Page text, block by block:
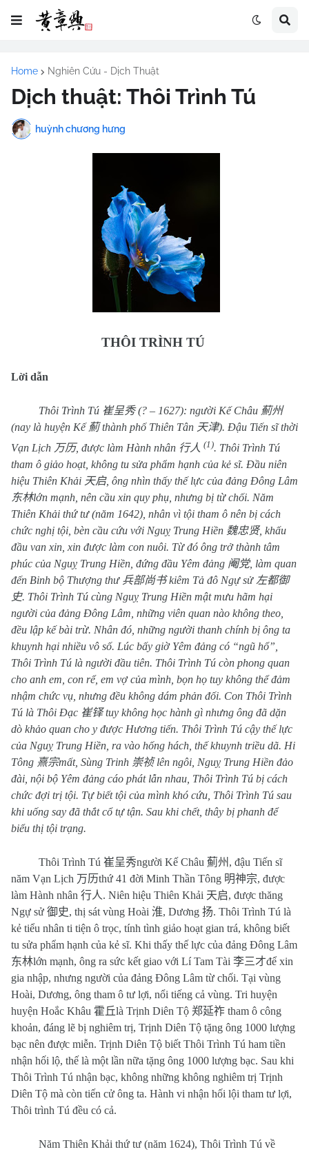
Home Nghiên Cứu - Dịch Thuật
Dịch thuật: Thôi Trình Tú
huỳnh chương hưng
THÔI TRÌNH TÚ
Lời dẫn
Thôi Trình Tú 崔呈秀 (? – 1627): người Kế Châu 薊州
(nay là huyện Kế 薊thành phố Thiên Tân 天津). Đậu Tiến sĩ thời
Vạn Lịch 万历, được làm Hành nhân 行人 (1). Thôi Trình Tú
tham ô giảo hoạt, không tu sửa phẩm hạnh của kẻ sĩ. Đầu niên
hiệu Thiên Khải 天启, ông nhìn thấy thế lực của đảng Đông Lâm
东林lớn mạnh, nên cầu xin quy phụ, nhưng bị từ chối. Năm
Thiên Khải thứ tư (năm 1642), nhân vì tội tham ô nên bị cách
chức nghị tội, bèn cầu cứu với Nguỵ Trung Hiền 魏忠贤, khấu
đầu van xin, xin được làm con nuôi. Từ đó ông trở thành tâm
phúc của Nguỵ Trung Hiền, đứng đầu Yêm đảng 阉党, làm quan
đến Binh bộ Thượng thư 兵部尚书kiêm Tả đô Ngự sử 左都御
史. Thôi Trình Tú cùng Nguỵ Trung Hiền mật mưu hãm hại
người của đảng Đông Lâm, những viên quan nào không theo,
đều lập kế bài trừ. Nhân đó, những người thanh chính bị ông ta
khuynh hại nhiều vô số. Lúc bấy giờ Yêm đảng có “ngũ hổ”,
Thôi Trình Tú là người đầu tiên. Thôi Trình Tú còn phong quan
cho anh em, con rể, em vợ của mình, bọn họ tuy không thể đảm
nhậm chức vụ, nhưng đều không dám phản đối. Con Thôi Trình
Tú là Thôi Đạc 崔铎 tuy không học hành gì nhưng ông đã dặn
dò khảo quan cho y được Hương tiến. Thôi Trình Tú cậy thế lực
của Nguỵ Trung Hiền, ra vào hống hách, thế khuynh triều dã. Hi
Tông 熹宗mất, Sùng Trinh 崇祯 lên ngôi, Nguỵ Trung Hiền đảo
đài, nội bộ Yêm đảng cáo phát lẫn nhau, Thôi Trình Tú bị cách
chức đợi trị tội. Tự biết tội của mình khó cứu, Thôi Trình Tú sau
khi uống say đã thắt cổ tự tận. Sau khi chết, thây bị phanh để
biểu thị tội trạng.
Thôi Trình Tú 崔呈秀người Kế Châu 薊州 , đậu Tiến sĩ
năm Vạn Lịch 万历thứ 41 đời Minh Thần Tông 明神宗, được
làm Hành nhân 行人. Niên hiệu Thiên Khải 天启, được thăng
Ngự sử 御史, thị sát vùng Hoài 淮, Dương 扬. Thôi Trình Tú là
kẻ tiểu nhân ti tiện ô trọc, tính tình giảo hoạt gian trá, không biết
tu sửa phẩm hạnh của kẻ sĩ. Khi thấy thế lực của đảng Đông Lâm
东林lớn mạnh, ông ra sức kết giao với Lí Tam Tài 李三才để xin
gia nhập, nhưng người của đảng Đông Lâm từ chối. Tại vùng
Hoài, Dương, ông tham ô tư lợi, nổi tiếng cả vùng. Tri huyện
huyện Hoắc Khâu 霍丘là Trịnh Diên Tộ 郑延祚 tham ô công
khoản, đáng lẽ bị nghiêm trị, Trịnh Diên Tộ tặng ông 1000 lượng
bạc nên được miễn. Trịnh Diên Tộ biết Thôi Trình Tú ham tiền
nhận hối lộ, thế là một lần nữa tặng ông 1000 lượng bạc. Sau khi
Thôi Trình Tú nhận bạc, không những không nghiêm trị Trịnh
Diên Tộ mà còn tiến cử ông ta. Hành vi nhận hối lội tham tư lợi,
Thôi trình Tú đều có cả.
Năm Thiên Khải thứ tư (năm 1624), Thôi Trình Tú về